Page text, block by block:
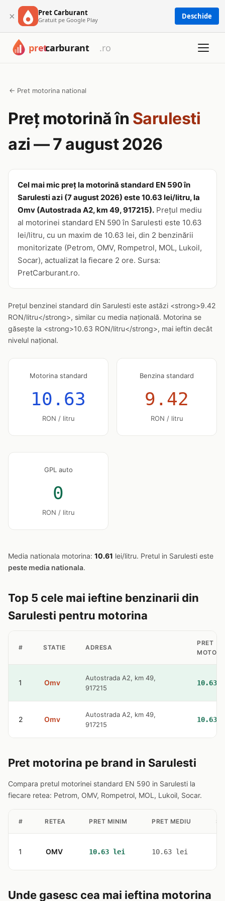
× Pret Carburant
Gratuit pe Google Play Deschide
← Pret motorina national
Preț motorină în Sarulesti
azi — 7 august 2026
Cel mai mic preț la motorină standard EN 590 în
Sarulesti azi (7 august 2026) este 10.63 lei/litru, la
Omv (Autostrada A2, km 49, 917215). Prețul mediu
al motorinei standard EN 590 în Sarulesti este 10.63
lei/litru, cu un maxim de 10.63 lei, din 2 benzinării
monitorizate (Petrom, OMV, Rompetrol, MOL, Lukoil,
Socar), actualizat la fiecare 2 ore. Sursa:
PretCarburant.ro.
Prețul benzinei standard din Sarulesti este astăzi <strong>9.42
RON/litru</strong>, similar cu media națională. Motorina se
găsește la <strong>10.63 RON/litru</strong>, mai ieftin decât
nivelul național.
Motorina standard
10.63
RON / litru
Benzina standard
9.42
RON / litru
GPL auto
0
RON / litru
Media nationala motorina: 10.61 lei/litru. Pretul in Sarulesti este
peste media nationala.
Top 5 cele mai ieftine benzinarii din
Sarulesti pentru motorina
# STATIE ADRESA
PRET
1 Omv
Autostrada A2, km 49,
917215
10.63
2 Omv
Autostrada A2, km 49,
917215
10.63
Pret motorina pe brand in Sarulesti
Compara pretul motorinei standard EN 590 in Sarulesti la
fiecare retea: Petrom, OMV, Rompetrol, MOL, Lukoil, Socar.
# RETEA PRET MINIM PRET MEDIU
1 OMV 10.63 lei 10.63 lei
Unde gasesc cea mai ieftina motorina